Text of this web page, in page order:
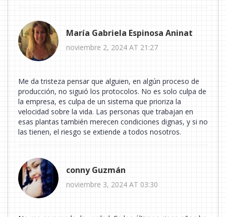
María Gabriela Espinosa Aninat
noviembre 2, 2024 AT 21:27
Me da tristeza pensar que alguien, en algún proceso de
producción, no siguió los protocolos. No es solo culpa de
la empresa, es culpa de un sistema que prioriza la
velocidad sobre la vida. Las personas que trabajan en
esas plantas también merecen condiciones dignas, y si no
las tienen, el riesgo se extiende a todos nosotros.
conny Guzmán
noviembre 3, 2024 AT 03:30